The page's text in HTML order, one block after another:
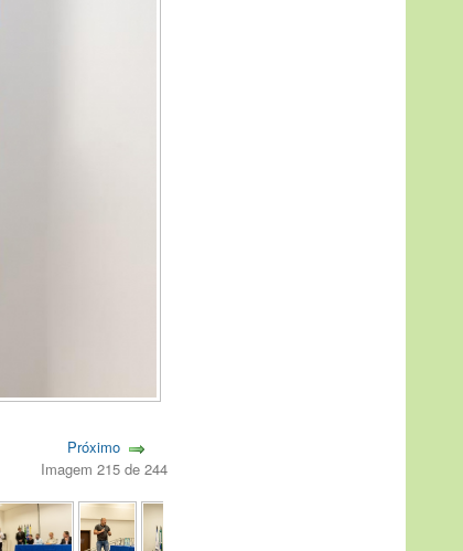
Próximo
Imagem 215 de 244